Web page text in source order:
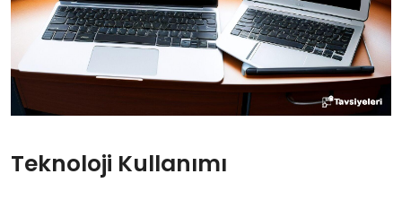
Teknoloji Kullanımı